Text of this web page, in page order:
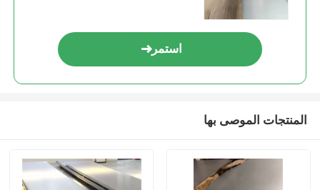
استمر
المنتجات الموصى بها